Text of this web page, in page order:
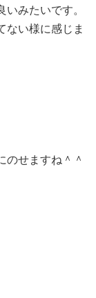
みたいです。
ない様に感じま
のせますね＾＾